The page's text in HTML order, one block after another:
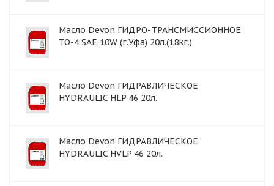
Масло Devon ГИДРО-ТРАНСМИССИОННОЕ
TO-4 SAE 10W (г.Уфа) 20л.(18кг.)
Масло Devon ГИДРАВЛИЧЕСКОЕ
HYDRAULIC HLP 46 20л.
Масло Devon ГИДРАВЛИЧЕСКОЕ
HYDRAULIC HVLP 46 20л.